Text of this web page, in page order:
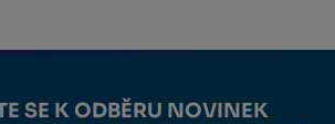
SE K ODBĚRU NOVINEK